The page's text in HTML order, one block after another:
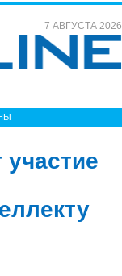
7 АВГУСТА 2026